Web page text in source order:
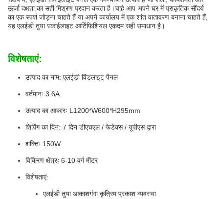
ऊर्जा दक्षता का सही मिश्रण प्रदान करता है।चाहे आप अपने घर में प्राकृतिक सौंदर्य
का एक स्पर्श जोड़ना चाहते हैं या अपने कार्यालय में एक शांत वातावरण बनाना चाहते हैं,
यह एलईडी तुया स्काईलाइट आर्टिफिशियल एकदम सही समाधान है।
विशेषताएं:
उत्पाद का नाम: एलईडी विंडलाइट पैनल
वर्तमानः 3.6A
उत्पाद का आकारः L1200*W600*H295mm
शिपिंग का दिन: 7 दिन डीएचएल / फेडेक्स / यूपीएस द्वारा
शक्तिः 150W
विकिरण क्षेत्रः 6-10 वर्ग मीटर
विशेषताएं:
एलईडी तुया आकाशगंगा कृत्रिम प्रकाश व्यवस्था